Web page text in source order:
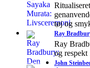
tøj og
Ray
Ray
og
John